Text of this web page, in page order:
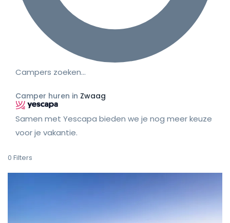
Campers zoeken…
Camper huren in Zwaag
Samen met Yescapa bieden we je nog meer keuze
voor je vakantie.
0 Filters